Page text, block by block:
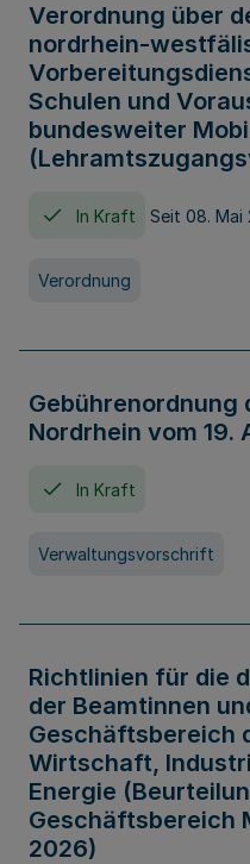
Verordnung über
nordrhein-
Schulen und
bundesweiter
In Kraft Seit 08. Mai
Verordnung
Gebührenordnung
Nordrhein vom 19.
In Kraft
Verwaltungsvorschrift
Richtlinien für die
der Beamtinnen
Geschäftsbereich
Wirtschaft,
Energie
Geschäftsbereich
2026)